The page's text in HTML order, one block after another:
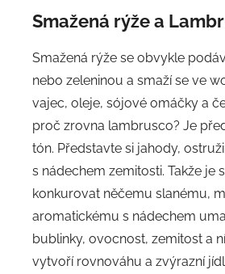
Smažená rýže a
Smažená rýže se obvykle
nebo zeleninou a smaží se ve
vajec, oleje, sójové omáčky a
proč zrovna lambrusco? Je
tón. Představte si jahody,
s nádechem zemitosti. Takže je
konkurovat něčemu slanému,
aromatickému s nádechem
bublinky, ovocnost, zemitost a
vytvoří rovnováhu a zvýrazní